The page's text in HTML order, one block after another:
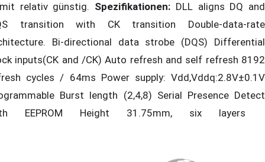
relativ günstig. Spezifikationen: DLL aligns DQ and
transition with CK transition Double-data-rate
Bi-directional data strobe (DQS) Differential
inputs(CK and /CK) Auto refresh and self refresh 8192
cycles / 64ms Power supply: Vdd,Vddq:2.8V±0.1V
Burst length (2,4,8) Serial Presence Detect
EEPROM Height 31.75mm, six layers